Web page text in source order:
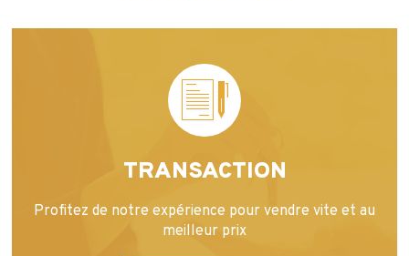
TRANSACTION
Profitez de notre expérience pour vendre vite et au
meilleur prix